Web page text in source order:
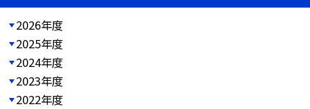
2026年度
2025年度
2024年度
2023年度
2022年度